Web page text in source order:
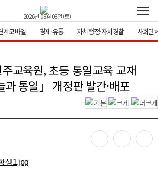
2026년 08월 08일(토)
계모바일 경제·유통 자치행정·자치경찰 사회단
정치 사회
법원·검
사건·사
방)
유튜브
블로그
카카오스
트위터
인스타그
기타
기타
교육원, 초등 통일교육 교재
과 통일」 개정판 발간·배포